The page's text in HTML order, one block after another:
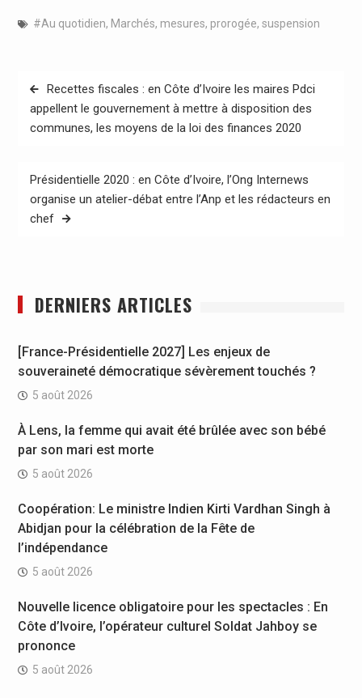
#Au quotidien, Marchés, mesures, prorogée, suspension
Navigation
de
l’article
Recettes fiscales : en Côte d’Ivoire les maires Pdci
appellent le gouvernement à mettre à disposition des
communes, les moyens de la loi des finances 2020
Présidentielle 2020 : en Côte d’Ivoire, l’Ong Internews
organise un atelier-débat entre l’Anp et les rédacteurs en
chef
DERNIERS ARTICLES
[France-Présidentielle 2027] Les enjeux de
souveraineté démocratique sévèrement touchés ?
5 août 2026
À Lens, la femme qui avait été brûlée avec son bébé
par son mari est morte
5 août 2026
Coopération: Le ministre Indien Kirti Vardhan Singh à
Abidjan pour la célébration de la Fête de
l’indépendance
5 août 2026
Nouvelle licence obligatoire pour les spectacles : En
Côte d’Ivoire, l’opérateur culturel Soldat Jahboy se
prononce
5 août 2026